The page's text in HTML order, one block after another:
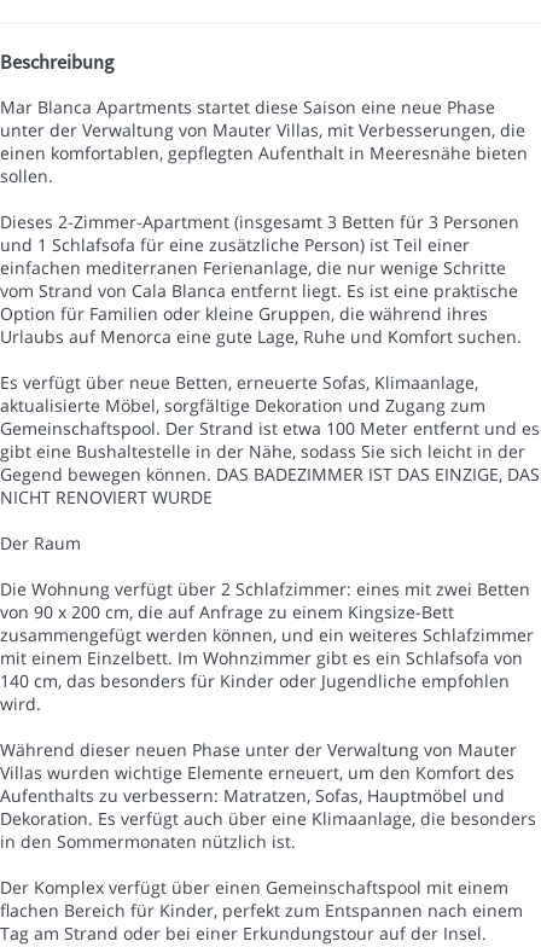
Beschreibung
Mar Blanca Apartments startet diese Saison eine neue Phase
unter der Verwaltung von Mauter Villas, mit Verbesserungen, die
einen komfortablen, gepflegten Aufenthalt in Meeresnähe bieten
sollen.
Dieses 2-Zimmer-Apartment (insgesamt 3 Betten für 3 Personen
und 1 Schlafsofa für eine zusätzliche Person) ist Teil einer
einfachen mediterranen Ferienanlage, die nur wenige Schritte
vom Strand von Cala Blanca entfernt liegt. Es ist eine praktische
Option für Familien oder kleine Gruppen, die während ihres
Urlaubs auf Menorca eine gute Lage, Ruhe und Komfort suchen.
Es verfügt über neue Betten, erneuerte Sofas, Klimaanlage,
aktualisierte Möbel, sorgfältige Dekoration und Zugang zum
Gemeinschaftspool. Der Strand ist etwa 100 Meter entfernt und es
gibt eine Bushaltestelle in der Nähe, sodass Sie sich leicht in der
Gegend bewegen können. DAS BADEZIMMER IST DAS EINZIGE, DAS
NICHT RENOVIERT WURDE
Der Raum
Die Wohnung verfügt über 2 Schlafzimmer: eines mit zwei Betten
von 90 x 200 cm, die auf Anfrage zu einem Kingsize-Bett
zusammengefügt werden können, und ein weiteres Schlafzimmer
mit einem Einzelbett. Im Wohnzimmer gibt es ein Schlafsofa von
140 cm, das besonders für Kinder oder Jugendliche empfohlen
wird.
Während dieser neuen Phase unter der Verwaltung von Mauter
Villas wurden wichtige Elemente erneuert, um den Komfort des
Aufenthalts zu verbessern: Matratzen, Sofas, Hauptmöbel und
Dekoration. Es verfügt auch über eine Klimaanlage, die besonders
in den Sommermonaten nützlich ist.
Der Komplex verfügt über einen Gemeinschaftspool mit einem
flachen Bereich für Kinder, perfekt zum Entspannen nach einem
Tag am Strand oder bei einer Erkundungstour auf der Insel.